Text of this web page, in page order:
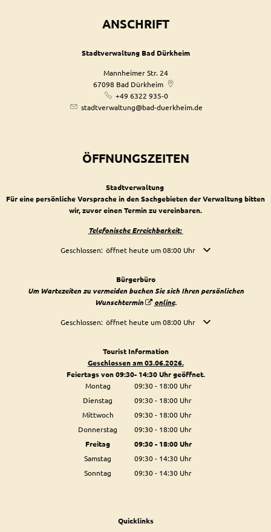
ANSCHRIFT
Stadtverwaltung Bad Dürkheim
Mannheimer Str. 24
67098 Bad Dürkheim
+49 6322 935-0
stadtverwaltung@bad-duerkheim.de
ÖFFNUNGSZEITEN
Stadtverwaltung
Für eine persönliche Vorsprache in den Sachgebieten der Verwaltung bitten
wir, zuvor einen Termin zu vereinbaren.
Telefonische Erreichbarkeit:
Klicken, um weitere Öffnungs- oder Schließzeiten
Geschlossen: öffnet heute um 08:00 Uhr
Bürgerbüro
Um Wartezeiten zu vermeiden buchen Sie sich Ihren persönlichen
Wunschtermin
online.
Klicken, um weitere Öffnungs- oder Schließzeiten
Geschlossen: öffnet heute um 08:00 Uhr
Tourist Information
Geschlossen am 03.06.2026.
Feiertags von 09:30- 14:30 Uhr geöffnet.
Montag
09:30- 18:00Uhr
Von 09:30 bis 18:00 Uhr
Dienstag 09:30- 18:00Uhr
Von 09:30 bis 18:00 Uhr
Mittwoch 09:30- 18:00Uhr
Von 09:30 bis 18:00 Uhr
Donnerstag 09:30- 18:00Uhr
Von 09:30 bis 18:00 Uhr
Freitag 09:30- 18:00Uhr
Von 09:30 bis 18:00 Uhr
Samstag 09:30- 14:30Uhr
Von 09:30 bis 14:30 Uhr
Sonntag 09:30- 14:30Uhr
Quicklinks